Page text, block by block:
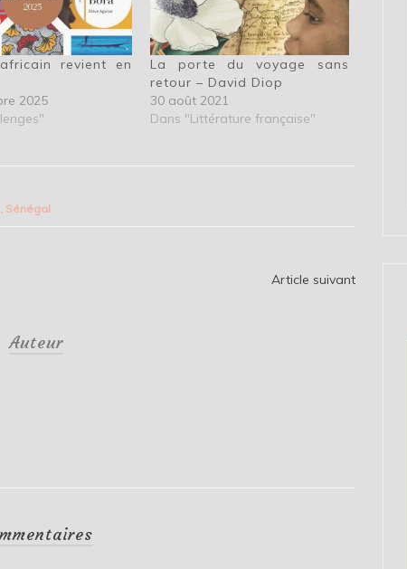
revient en
2025
La porte du voyage sans
retour – David Diop
30 août 2021
Dans "Littérature française"
, Sénégal
Article suivant
Auteur